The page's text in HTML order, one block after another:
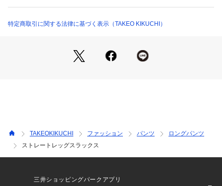
ちる美しいラインが特徴です。
脚のラインを拾いすぎず、様々なトップスやシューズとバラン
ス良く合わせられます。
【仕様】
・ポケット数：横×2 後ろ×2
・前ファスナー
・裏地なし
特定商取引に関する法律に基づく表示（TAKEO KIKUCHI）
TAKEOKIKUCHI ファッション パンツ
ロングパンツ
ストレートレッグスラックス
三井ショッピングパークアプリ